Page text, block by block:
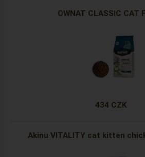
OWNAT CLASSIC CAT
434 CZK
Akinu VITALITY cat kitten